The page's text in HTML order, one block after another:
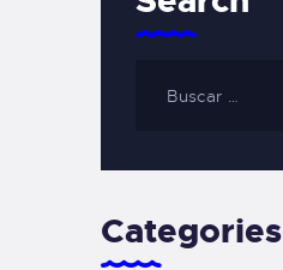
Categories